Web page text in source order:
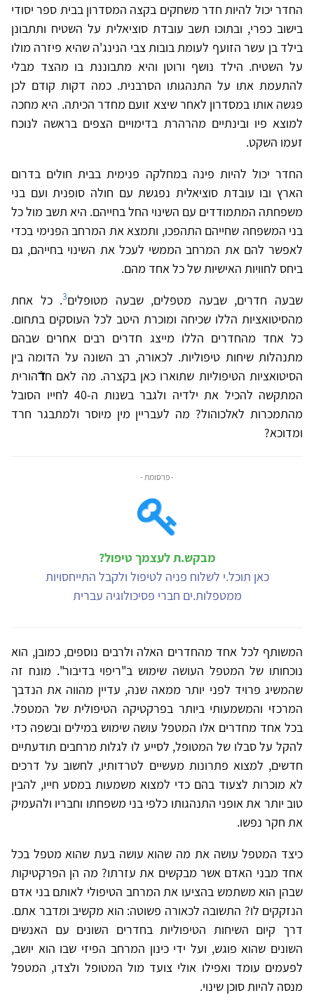
החדר יכול להיות חדר משחקים בקצה המסדרון בבית ספר יסודי
בישוב כפרי, ובתוכו תשב עובדת סוציאלית על השטיח ותתבונן
בילד בן עשר הזועף לעומת בובות צבי הנינג'ה שהיא פיזרה מולו
על השטיח. הילד נושף ורוטן והיא מתבוננת בו מהצד מבלי
להתעמת אתו על התנהגותו הסרבנית. כמה דקות קודם לכן
פגשה אותו במסדרון לאחר שיצא זועם מחדר הכיתה. היא מחכה
למוצא פיו ובינתיים מהרהרת בדימויים הצפים בראשה לנוכח
זעמו השקט.
החדר יכול להיות פינה במחלקה פנימית בבית חולים בדרום
הארץ ובו עובדת סוציאלית נפגשת עם חולה סופנית ועם בני
משפחתה המתמודדים עם השינוי החל בחייהם. היא תשב מול כל
בני המשפחה שחייהם התהפכו, ותמצא את המרחב הפנימי בכדי
לאפשר להם את המרחב הממשי לעכל את השינוי בחייהם, גם
ביחס לחוויות האישיות של כל אחד מהם.
שבעה חדרים, שבעה מטפלים, שבעה מטופלים3. כל אחת
מהסיטואציות הללו שכיחה ומוכרת היטב לכל העוסקים בתחום.
כל אחד מהחדרים הללו מייצג חדרים רבים אחרים שבהם
מתנהלות שיחות טיפוליות. לכאורה, רב השונה על הדומה בין
הסיטואציות הטיפוליות שתוארו כאן בקצרה. מה לאם חדֿהורית
המתקשה להכיל את ילדיה ולגבר בשנות ה-40 לחייו הסובל
מהתמכרות לאלכוהול? מה לעבריין מין מיוסר ולמתבגר חרד
ומדוכא?
- פרסומת -
מבקש.ת לעצמך טיפול?
כאן תוכל.י לשלוח פניה לטיפול ולקבל התייחסויות
ממטפלות.ים חברי פסיכולוגיה עברית
המשותף לכל אחד מהחדרים האלה ולרבים נוספים, כמובן, הוא
נוכחותו של המטפל העושה שימוש ב"ריפוי בדיבור". מונח זה
שהמשיג פרויד לפני יותר ממאה שנה, עדיין מהווה את הנדבך
המרכזי והמשמעותי ביותר בפרקטיקה הטיפולית של המטפל.
בכל אחד מחדרים אלו המטפל עושה שימוש במילים ובשפה כדי
להקל על סבלו של המטופל, לסייע לו לגלות מרחבים תודעתיים
חדשים, למצוא פתרונות מעשיים לטרדותיו, לחשוב על דרכים
לא מוכרות לצעוד בהם כדי למצוא משמעות במסע חייו, להבין
טוב יותר את אופני התנהגותו כלפי בני משפחתו וחבריו ולהעמיק
את חקר נפשו.
כיצד המטפל עושה את מה שהוא עושה בעת שהוא מטפל בכל
אחד מבני האדם אשר מבקשים את עזרתו? מה הן הפרקטיקות
שבהן הוא משתמש בהציעו את המרחב הטיפולי לאותם בני אדם
הנזקקים לו? התשובה לכאורה פשוטה: הוא מקשיב ומדבר אתם.
דרך קיום השיחות הטיפוליות בחדרים השונים עם האנשים
השונים שהוא פוגש, ועל ידי כינון המרחב הפיזי שבו הוא יושב,
לפעמים עומד ואפילו אולי צועד מול המטופל ולצדו, המטפל
מנסה להיות סוכן שינוי.